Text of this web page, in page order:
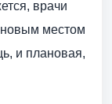
врачи
новым местом
и плановая,